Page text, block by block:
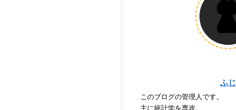
ふじ
このブログの管理人です。
主に統計学を専攻。